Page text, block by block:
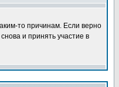
то причинам. Если верно
и принять участие в